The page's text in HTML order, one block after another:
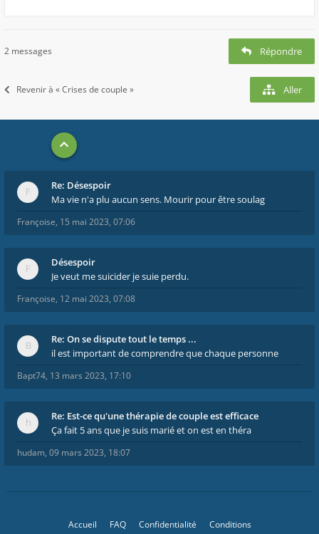
2 messages Répondre
Revenir à « Crises de couple » Aller
Re: Désespoir
Ma vie n'a plu aucun sens. Mourir pour être soulag
Françoise, 15 mai 2023, 07:06
Désespoir
Je veut me suicider je suie perdu.
Françoise, 12 mai 2023, 07:08
Re: On se dispute tout le temps ...
il est important de comprendre que chaque personne
Bapt74, 13 mars 2023, 17:10
Re: Est-ce qu'une thérapie de couple est efficace
Ça fait 5 ans que je suis marié et on est en théra
hudam, 09 mars 2023, 18:07
Accueil FAQ Confidentialité Conditions